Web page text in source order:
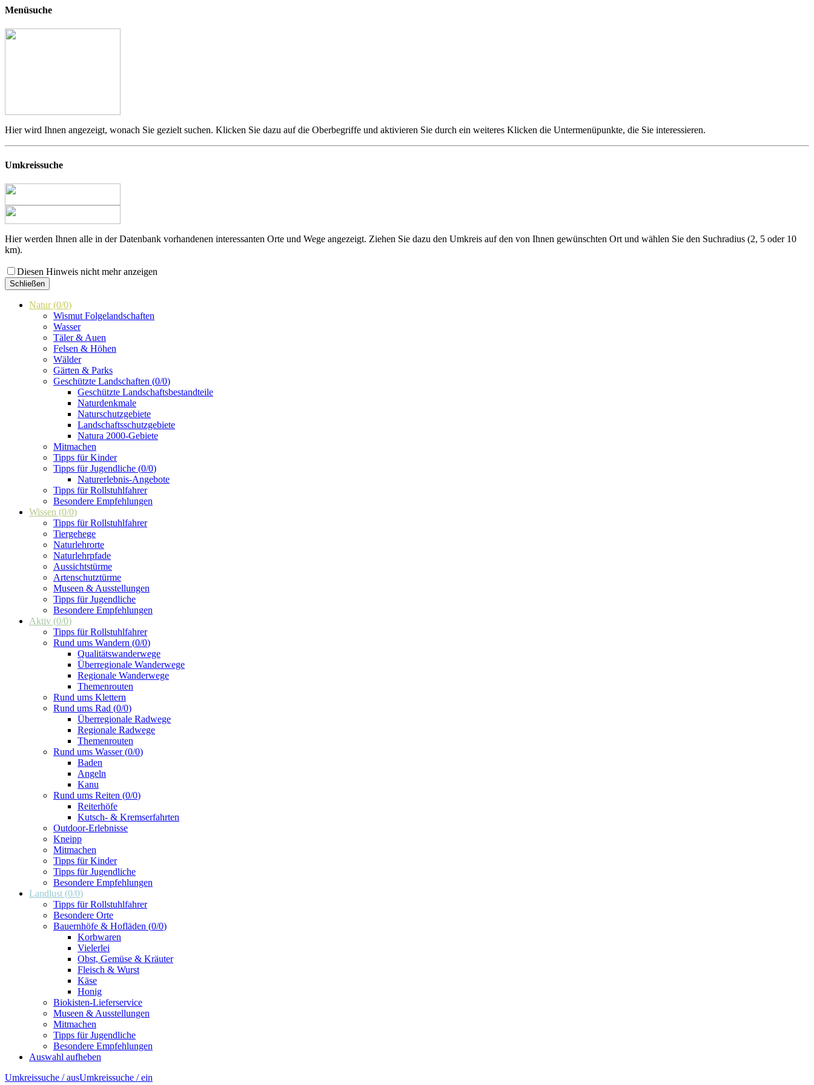
Menüsuche
Hier wird Ihnen angezeigt, wonach Sie gezielt suchen. Klicken Sie dazu auf die Oberbegriffe und aktivieren Sie durch ein weiteres Klicken die Untermenüpunkte, die Sie interessieren.
Umkreissuche
Hier werden Ihnen alle in der Datenbank vorhandenen interessanten Orte und Wege angezeigt. Ziehen Sie dazu den Umkreis auf den von Ihnen gewünschten Ort und wählen Sie den Suchradius (2, 5 oder 10
km).
Diesen Hinweis nicht mehr anzeigen
Schließen
Natur(0/0)
Wismut Folgelandschaften
Wasser
Täler & Auen
Felsen & Höhen
Wälder
Gärten & Parks
Geschützte Landschaften (0/0)
Geschützte Landschaftsbestandteile
Naturdenkmale
Naturschutzgebiete
Landschaftsschutzgebiete
Natura 2000-Gebiete
Mitmachen
Tipps für Kinder
Tipps für Jugendliche (0/0)
Naturerlebnis-Angebote
Tipps für Rollstuhlfahrer
Besondere Empfehlungen
Wissen (0/0)
Tipps für Rollstuhlfahrer
Tiergehege
Naturlehrorte
Naturlehrpfade
Aussichtstürme
Artenschutztürme
Museen & Ausstellungen
Tipps für Jugendliche
Besondere Empfehlungen
Aktiv (0/0)
Tipps für Rollstuhlfahrer
Rund ums Wandern (0/0)
Qualitätswanderwege
Überregionale Wanderwege
Regionale Wanderwege
Themenrouten
Rund ums Klettern
Rund ums Rad (0/0)
Überregionale Radwege
Regionale Radwege
Themenrouten
Rund ums Wasser(0/0)
Baden
Angeln
Kanu
Rund ums Reiten (0/0)
Reiterhöfe
Kutsch- & Kremserfahrten
Outdoor-Erlebnisse
Kneipp
Mitmachen
Tipps für Kinder
Tipps für Jugendliche
Besondere Empfehlungen
Landlust (0/0)
Tipps für Rollstuhlfahrer
Besondere Orte
Bauernhöfe & Hofläden (0/0)
Korbwaren
Vielerlei
Obst, Gemüse & Kräuter
Fleisch & Wurst
Käse
Honig
Biokisten-Lieferservice
Museen & Ausstellungen
Mitmachen
Tipps für Jugendliche
Besondere Empfehlungen
Auswahl aufheben
Umkreissuche / ausUmkreissuche / ein